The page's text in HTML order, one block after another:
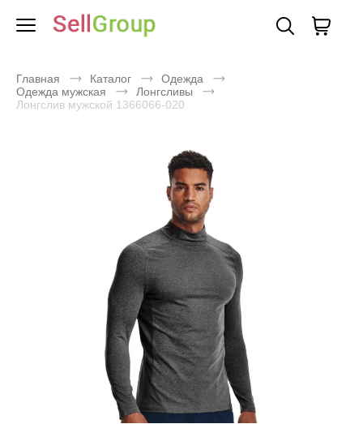
Главная Каталог
Одежда
Одежда мужская
Лонгсливы
Лонгслив мужской 1366066-020